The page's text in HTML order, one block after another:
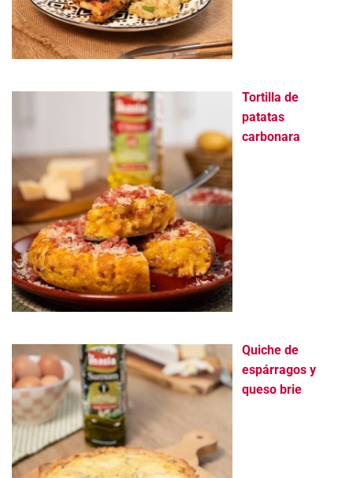
Tortilla de
patatas
carbonara
Quiche de
espárragos y
queso brie